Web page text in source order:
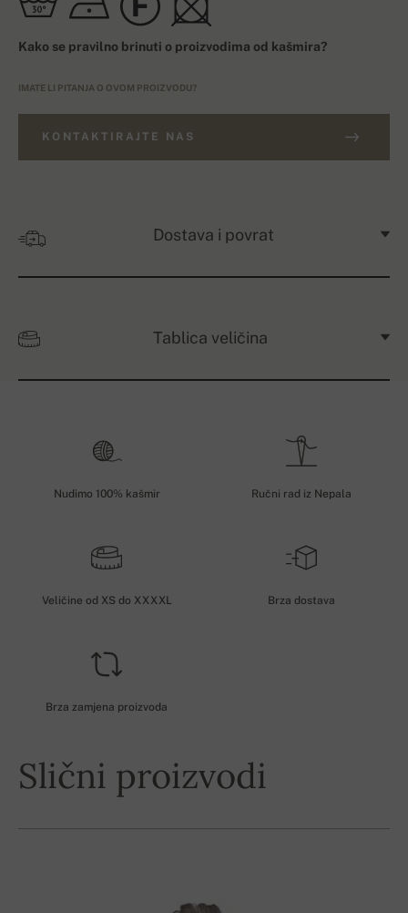
Kako se pravilno brinuti o proizvodima od kašmira?
IMATE LI PITANJA O OVOM PROIZVODU?
KONTAKTIRAJTE NAS
Dostava i povrat
Tablica veličina
Nudimo 100% kašmir Ručni rad iz Nepala
Veličine od XS do XXXXL Brza dostava
Brza zamjena proizvoda
Slični proizvodi